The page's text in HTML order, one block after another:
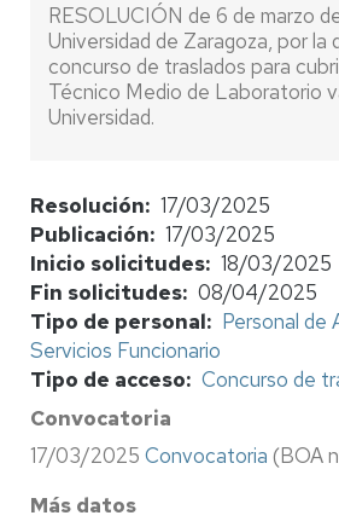
RESOLUCIÓN de 6 de marzo
Universidad de Zaragoza, por la
concurso de traslados para
Técnico Medio de Laboratorio
Universidad.
Resolución
17/03/2025
Publicación
17/03/2025
Inicio solicitudes 18/03/2025
Fin solicitudes 08/04/2025
Tipo de personal
Personal de
Servicios Funcionario
Tipo de acceso
Concurso de
Convocatoria
17/03/2025 Convocatoria (BOA
Más datos